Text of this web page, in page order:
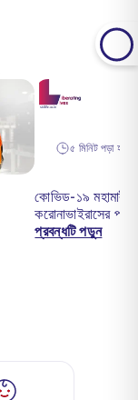
৫ মিনিট পড়া
কোভিড-১৯ মহামারী:
করোনাভাইরাসের
প্রবন্ধটি পড়ুন